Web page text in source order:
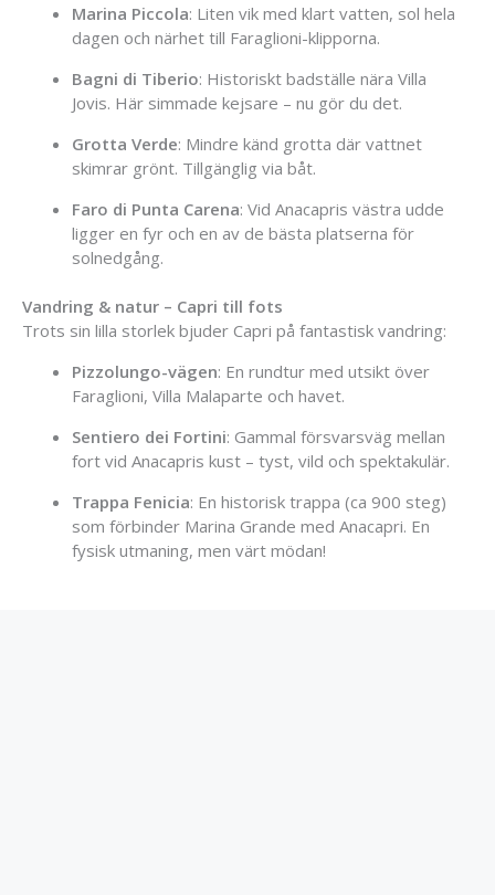
Marina Piccola: Liten vik med klart vatten, sol hela
dagen och närhet till Faraglioni-klipporna.
Bagni di Tiberio: Historiskt badställe nära Villa
Jovis. Här simmade kejsare – nu gör du det.
Grotta Verde: Mindre känd grotta där vattnet
skimrar grönt. Tillgänglig via båt.
Faro di Punta Carena: Vid Anacapris västra udde
ligger en fyr och en av de bästa platserna för
solnedgång.
Vandring & natur – Capri till fots
Trots sin lilla storlek bjuder Capri på fantastisk vandring:
Pizzolungo-vägen: En rundtur med utsikt över
Faraglioni, Villa Malaparte och havet.
Sentiero dei Fortini: Gammal försvarsväg mellan
fort vid Anacapris kust – tyst, vild och spektakulär.
Trappa Fenicia: En historisk trappa (ca 900 steg)
som förbinder Marina Grande med Anacapri. En
fysisk utmaning, men värt mödan!